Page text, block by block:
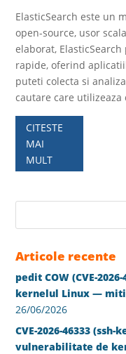
ElasticSearch este un
open-source, usor
elaborat,
rapide, oferind
puteti colecta si
cautare care
CITESTE
MAI
MULT
Articole recente
pedit COW (CVE-
kernelul Linux —
26/06/2026
CVE-2026-46333
vulnerabilitate de